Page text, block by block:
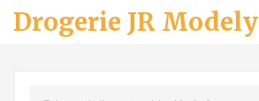
Drogerie JR Modely